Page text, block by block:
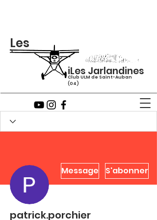
iLes Jarlandines
Les
Club ULM de Saint-Auban
(04)
Message S'abonner
patrick.porchier